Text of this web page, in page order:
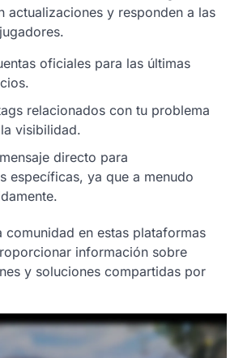
actualizaciones y responden a las
oficiales para las últimas
relacionados con tu problema
visibilidad.
directo para
específicas, ya que a menudo
comunidad en estas plataformas
información sobre
y soluciones compartidas por